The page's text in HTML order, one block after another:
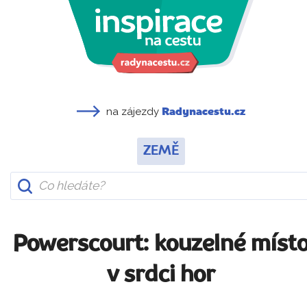
na zájezdy Radynacestu.cz
ZEMĚ
Powerscourt: kouzelné
v srdci hor